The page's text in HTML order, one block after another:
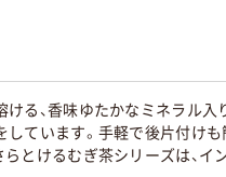
る、香味ゆたかなミネラル
ています。手軽で後片付け
とけるむぎ茶シリーズは、イ